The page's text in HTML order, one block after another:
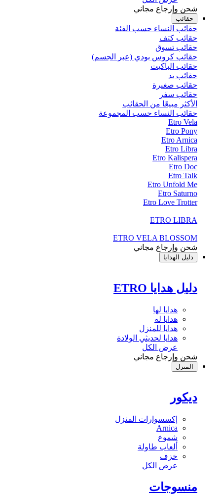
شحن وإرجاع مجاني
حقائب
حقائب النساء حسب الفئة
حقائب كتف
حقائب تسوق
حقائب كروس بودي (عبر الجسم)
حقائب الباكيت
حقائب يد
حقائب صغيرة
حقائب سفر
الأكثر مبيعًا من الحقائب
حقائب النساء حسب المجموعة
Etro Vela
Etro Pony
Etro Arnica
Etro Libra
Etro Kalispera
Etro Doc
Etro Talk
Etro Unfold Me
Etro Saturno
Etro Love Trotter
ETRO LIBRA
ETRO VELA BLOSSOM
شحن وإرجاع مجاني
دليل الهدايا
دليل هدايا ETRO
هدايا لها
هدايا له
هدايا للمنزل
هدايا لحديثي الولادة
عرض الكل
شحن وإرجاع مجاني
المنزل
ديكور
إكسسوارات المنزل
Arnica
شموع
ألعاب طاولة
خزف
عرض الكل
منسوجات